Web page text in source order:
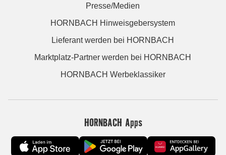
Presse/Medien
HORNBACH Hinweisgebersystem
Lieferant werden bei HORNBACH
Marktplatz-Partner werden bei HORNBACH
HORNBACH Werbeklassiker
HORNBACH Apps